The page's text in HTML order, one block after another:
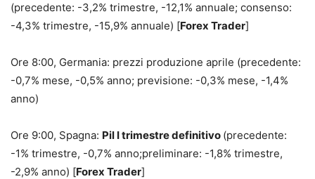
(precedente: -3,2% trimestre, -12,1% annuale; consenso:
-4,3% trimestre, -15,9% annuale) [Forex Trader]
Ore 8:00, Germania: prezzi produzione aprile (precedente:
-0,7% mese, -0,5% anno; previsione: -0,3% mese, -1,4%
anno)
Ore 9:00, Spagna: Pil I trimestre definitivo (precedente:
-1% trimestre, -0,7% anno;preliminare: -1,8% trimestre,
-2,9% anno) [Forex Trader]